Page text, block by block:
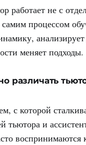
работает не с
процессом
анализирует
меняет подходы.
различать
с которой
тьютора и
воспринимаются